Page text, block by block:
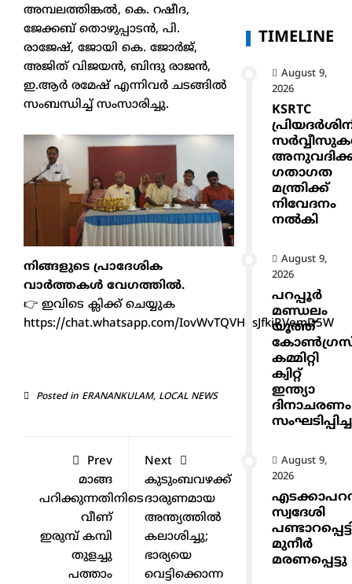
അമ്പലത്തിങ്കൽ, കെ. റഷീദ,
ജേക്കബ് തൊഴുപ്പാടൻ, പി.
രാജേഷ്, ജോയി കെ. ജോർജ്,
അജിത് വിജയൻ, ബിന്ദു രാജൻ,
ഇ.ആർ രമേഷ് എന്നിവർ ചടങ്ങിൽ
സംബന്ധിച്ച് സംസാരിച്ചു.
നിങ്ങളുടെ പ്രാദേശിക
വാർത്തകൾ വേഗത്തിൽ.
👉 ഇവിടെ ക്ലിക്ക് ചെയ്യുക
https://chat.whatsapp.com/IovWvTQVHgsJfkiRVemD5W
Posted in ERANANKULAM, LOCAL NEWS
Prev
മാങ്ങ
പറിക്കുന്നതിനിടെ
വീണ്
ഇരുമ്പ് കമ്പി
തുളച്ചു
പത്താം
Next
കുടുംബവഴക്ക്
ദാരുണമായ
അന്ത്യത്തിൽ
കലാശിച്ചു;
ഭാര്യയെ
വെട്ടിക്കൊന്ന
TIMELINE
August 9,
2026
KSRTC
ഗതാഗത
മന്ത്രിക്ക്
നിവേദനം
നൽകി
August 9,
2026
പറപ്പൂർ
മണ്ഡലം
യൂത്ത്
കമ്മിറ്റി
ക്വിറ്റ്
ഇന്ത്യാ
ദിനാചരണം
August 9,
2026
സ്വദേശി
മുനീർ
മരണപ്പെട്ടു